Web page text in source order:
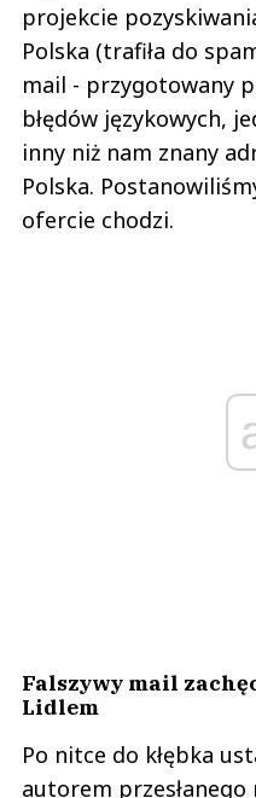
projekcie
Polska (trafiła do
mail - przygotowany
błędów językowych,
inny niż nam znany
Polska.
ofercie chodzi.
Falszywy mail
Lidlem
Po nitce do kłębka
autorem